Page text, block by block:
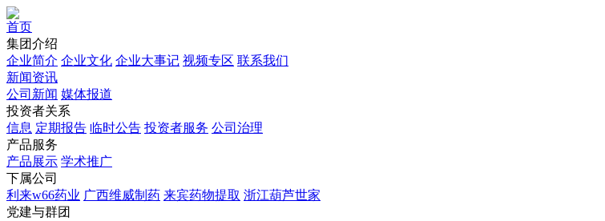
首页
集团介绍
企业简介 企业文化 企业⼤事记 视频专区 联系我们
新闻资讯
公司新闻 媒体报道
投资者关系
信息 定期报告 临时公告 投资者服务 公司治理
产品服务
产品展示 学术推广
下属公司
利来w66药业 广西维威制药 来宾药物提取 浙江葫芦世家
党建与群团